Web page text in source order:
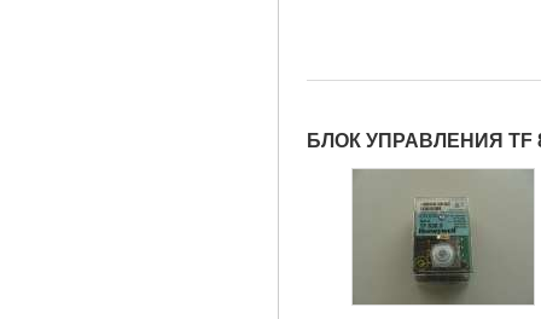
БЛОК УПРАВЛЕНИЯ TF